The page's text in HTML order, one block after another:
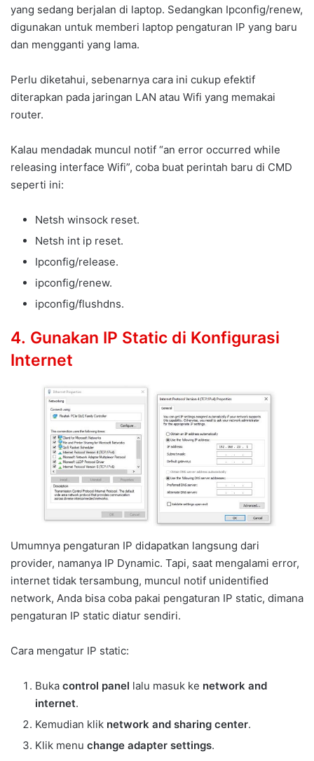
yang sedang berjalan di laptop. Sedangkan Ipconfig/renew,
digunakan untuk memberi laptop pengaturan IP yang baru
dan mengganti yang lama.
Perlu diketahui, sebenarnya cara ini cukup efektif
diterapkan pada jaringan LAN atau Wifi yang memakai
router.
Kalau mendadak muncul notif “an error occurred while
releasing interface Wifi”, coba buat perintah baru di CMD
seperti ini:
Netsh winsock reset.
Netsh int ip reset.
Ipconfig/release.
ipconfig/renew.
ipconfig/flushdns.
4. Gunakan IP Static di Konfigurasi
Internet
Umumnya pengaturan IP didapatkan langsung dari
provider, namanya IP Dynamic. Tapi, saat mengalami error,
internet tidak tersambung, muncul notif unidentified
network, Anda bisa coba pakai pengaturan IP static, dimana
pengaturan IP static diatur sendiri.
Cara mengatur IP static:
Buka control panel lalu masuk ke network and
internet.
Kemudian klik network and sharing center.
Klik menu change adapter settings.